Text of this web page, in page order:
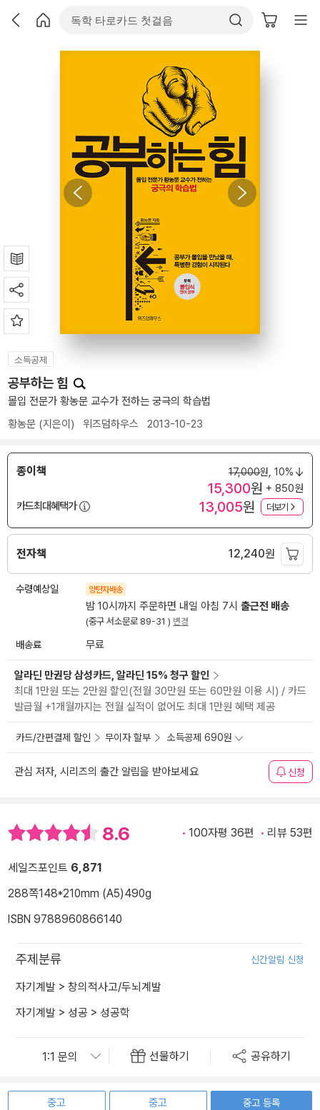
소득공제
공부하는 힘
몰입 전문가 황농문 교수가 전하는 궁극의 학습법
황농문 (지은이) 위즈덤하우스 2013-10-23
종이책 17,000원, 10%
15,300원 + 850원
카드최대혜택가
13,005원 더보기
전자책 12,240원
수령예상일 양탄자배송
밤 10시까지 주문하면 내일 아침 7시 출근전 배송
(중구 서소문로 89-31 ) 변경
배송료 무료
알라딘 만권당 삼성카드, 알라딘 15% 청구 할인
최대 1만원 또는 2만원 할인(전월 30만원 또는 60만원 이용 시) / 카드
발급월 +1개월까지는 전월 실적이 없어도 최대 1만원 혜택 제공
카드/간편결제 할인 무이자 할부 소득공제 690원
관심 저자, 시리즈의 출간 알림을 받아보세요 신청
8.6 100자평 36편 리뷰 53편
세일즈포인트 6,871
288쪽148*210mm (A5)490g
ISBN 9788960866140
주제분류 신간알림 신청
자기계발 > 창의적사고/두뇌계발
자기계발 > 성공 > 성공학
선물하기 공유하기
중고
중고
중고 등록